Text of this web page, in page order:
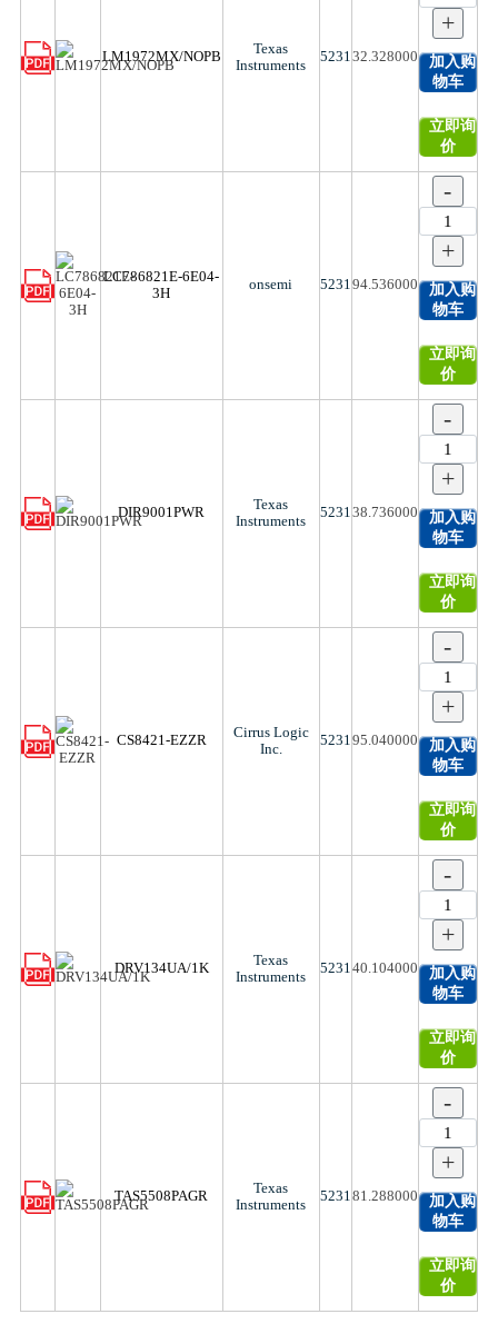
LM1972MX/NOPB
Texas
Instruments
523132.328000
+
加入购
物车
立即询
价
LC786821E-6E04-
3H
onsemi 523194.536000
-
+
加入购
物车
立即询
价
DIR9001PWR
Texas
Instruments
523138.736000
-
+
加入购
物车
立即询
价
CS8421-EZZR
Cirrus Logic
Inc.
523195.040000
-
+
加入购
物车
立即询
价
DRV134UA/1K
Texas
Instruments
523140.104000
-
+
加入购
物车
立即询
价
TAS5508PAGR
Texas
Instruments
523181.288000
-
+
加入购
物车
立即询
价